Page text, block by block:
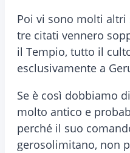
Poi vi sono molti altri
tre citati vennero
il Tempio, tutto il
esclusivamente a
Se è così dobbiamo
molto antico e
perché il suo
gerosolimitano, non